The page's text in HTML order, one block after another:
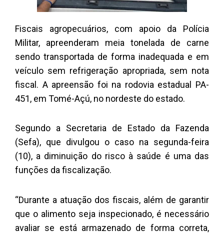
Fiscais agropecuários, com apoio da Polícia
Militar, apreenderam meia tonelada de carne
sendo transportada de forma inadequada e em
veículo sem refrigeração apropriada, sem nota
fiscal. A apreensão foi na rodovia estadual PA-
451, em Tomé-Açú, no nordeste do estado.
Segundo a Secretaria de Estado da Fazenda
(Sefa), que divulgou o caso na segunda-feira
(10), a diminuição do risco à saúde é uma das
funções da fiscalização.
“Durante a atuação dos fiscais, além de garantir
que o alimento seja inspecionado, é necessário
avaliar se está armazenado de forma correta,